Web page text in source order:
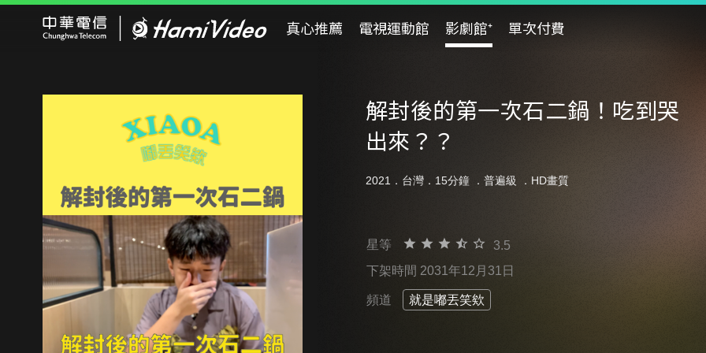
真心推薦 電視運動館 影劇館⁺ 單次付費
解封後的第一次石二鍋！吃到哭
出來？？
2021．台灣．15分鐘 ． 普遍級 ．HD畫質
星等
3.5
下架時間 2031年12月31日
頻道 就是嘟丟笑欸